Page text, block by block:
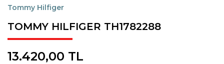
Tommy Hilfiger
TOMMY HILFIGER TH1782288
13.420,00 TL